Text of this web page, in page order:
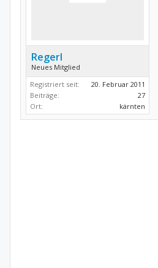
Regerl
Neues Mitglied
Registriert seit:
20. Februar 2011
Beiträge:
27
Ort:
kärnten